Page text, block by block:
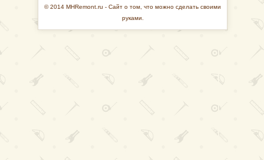
© 2014 MHRemont.ru - Сайт о том, что можно сделать своими
руками.